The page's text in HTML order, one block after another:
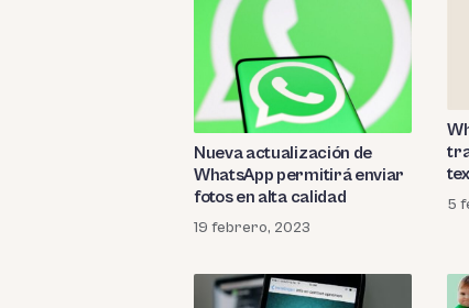
Nueva actualización de
WhatsApp permitirá enviar
fotos en alta calidad
19 febrero, 2023
5